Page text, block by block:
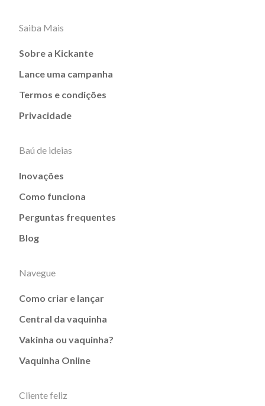
Saiba Mais
Sobre a Kickante
Lance uma campanha
Termos e condições
Privacidade
Baú de ideias
Inovações
Como funciona
Perguntas frequentes
Blog
Navegue
Como criar e lançar
Central da vaquinha
Vakinha ou vaquinha?
Vaquinha Online
Cliente feliz